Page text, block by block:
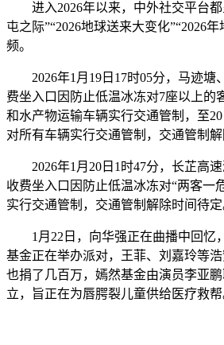
进入2026年以来，中外社交平台都
屯之际”“2026地球送来大变化”“2026
频。
2026年1月19日17时05分，马迹塘
费坐入口因防止低温冰冻对7座以上的
和水产物运输车辆实行交通管制，至
对所有车辆实行交通管制，交通管制解
2026年1月20日1时47分，长芷高速
收费坐入口因防止低温冰冻对“两客一
实行交通管制，交通管制解除时间待定
1月22日，向华强正在曲播中回忆
基金正在举办派对，王菲、刘嘉玲等
也捐了几百万，嫣然基金由演员李亚鹏
立，旨正在为唇腭裂儿童供给医疗救帮